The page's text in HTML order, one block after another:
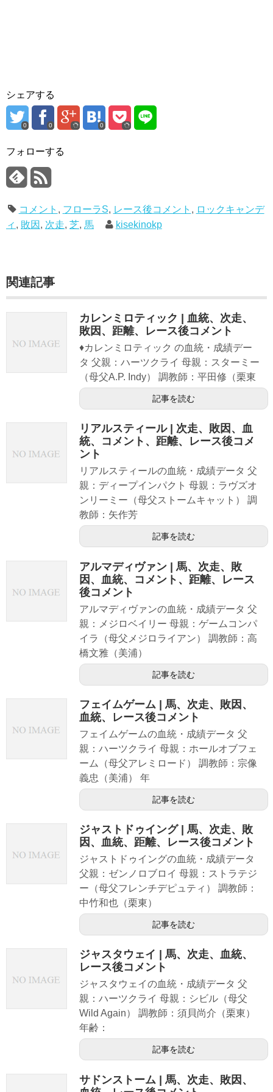
シェアする
0 0 0
フォローする
コメント , フローラS, レース後コメント , ロックキャンデ
ィ , 敗因 , 次走, 芝, 馬 kisekinokp
関連記事
カレンミロティック | 血統、次走、
敗因、距離、レース後コメント
♦カレンミロティック の血統・成績デー
タ 父親：ハーツクライ 母親：スターミー
（母父A.P. Indy） 調教師：平田修（栗東
記事を読む
リアルスティール | 次走、敗因、血
統、コメント、距離、レース後コメ
ント
リアルスティールの血統・成績データ 父
親：ディープインパクト 母親：ラヴズオ
ンリーミー（母父ストームキャット） 調
教師：矢作芳
記事を読む
アルマディヴァン | 馬、次走、敗
因、血統、コメント、距離、レース
後コメント
アルマディヴァンの血統・成績データ 父
親：メジロベイリー 母親：ゲームコンパ
イラ（母父メジロライアン） 調教師：高
橋文雅（美浦）
記事を読む
フェイムゲーム | 馬、次走、敗因、
血統、レース後コメント
フェイムゲームの血統・成績データ 父
親：ハーツクライ 母親：ホールオブフェ
ーム（母父アレミロード） 調教師：宗像
義忠（美浦） 年
記事を読む
ジャストドゥイング | 馬、次走、敗
因、血統、距離、レース後コメント
ジャストドゥイングの血統・成績データ
父親：ゼンノロブロイ 母親：ストラテジ
ー（母父フレンチデピュティ） 調教師：
中竹和也（栗東）
記事を読む
ジャスタウェイ | 馬、次走、血統、
レース後コメント
ジャスタウェイの血統・成績データ 父
親：ハーツクライ 母親：シビル（母父
Wild Again） 調教師：須貝尚介（栗東）
年齢：
記事を読む
サドンストーム | 馬、次走、敗因、